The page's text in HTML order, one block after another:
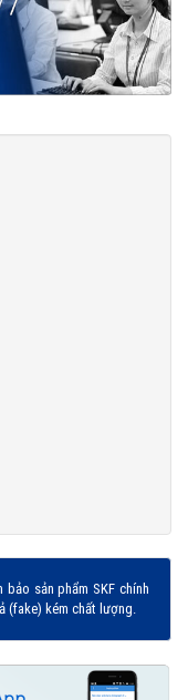
sản phẩm SKF chính
(fake) kém chất lượng.